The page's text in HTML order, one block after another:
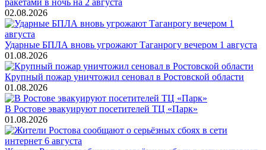
02.08.2026
Ударные БПЛА вновь угрожают Таганрогу вечером 1 августа
01.08.2026
Крупный пожар уничтожил сеновал в Ростовской области
01.08.2026
В Ростове эвакуируют посетителей ТЦ «Парк»
01.08.2026